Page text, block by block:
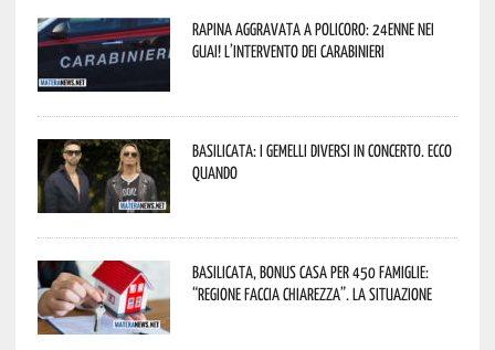
Rapina aggravata a Policoro: 24enne nei
guai! L’intervento dei Carabinieri
Basilicata: i Gemelli DiVersi in concerto. Ecco
quando
Basilicata, Bonus casa per 450 famiglie:
“Regione faccia chiarezza”. La situazione